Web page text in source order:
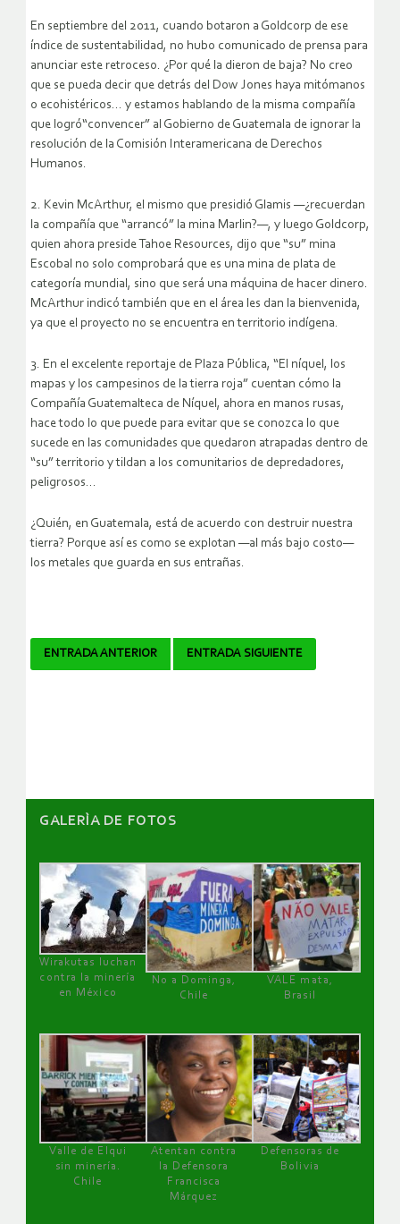
En septiembre del 2011, cuando botaron a Goldcorp de ese
índice de sustentabilidad, no hubo comunicado de prensa para
anunciar este retroceso. ¿Por qué la dieron de baja? No creo
que se pueda decir que detrás del Dow Jones haya mitómanos
o ecohistéricos… y estamos hablando de la misma compañía
que logró“convencer” al Gobierno de Guatemala de ignorar la
resolución de la Comisión Interamericana de Derechos
Humanos.
2. Kevin McArthur, el mismo que presidió Glamis —¿recuerdan
la compañía que “arrancó” la mina Marlin?—, y luego Goldcorp,
quien ahora preside Tahoe Resources, dijo que “su” mina
Escobal no solo comprobará que es una mina de plata de
categoría mundial, sino que será una máquina de hacer dinero.
McArthur indicó también que en el área les dan la bienvenida,
ya que el proyecto no se encuentra en territorio indígena.
3. En el excelente reportaje de Plaza Pública, “El níquel, los
mapas y los campesinos de la tierra roja” cuentan cómo la
Compañía Guatemalteca de Níquel, ahora en manos rusas,
hace todo lo que puede para evitar que se conozca lo que
sucede en las comunidades que quedaron atrapadas dentro de
“su” territorio y tildan a los comunitarios de depredadores,
peligrosos…
¿Quién, en Guatemala, está de acuerdo con destruir nuestra
tierra? Porque así es como se explotan —al más bajo costo—
los metales que guarda en sus entrañas.
Navegador
ENTRADA ANTERIOR ENTRADA SIGUIENTE
GALERÌA DE FOTOS
Wirakutas luchan
contra la minería
en México
No a Dominga,
Chile
VALE mata,
Brasil
Valle de Elqui
sin minería.
Chile
Atentan contra
la Defensora
Francisca
Márquez
Defensoras de
Bolivia